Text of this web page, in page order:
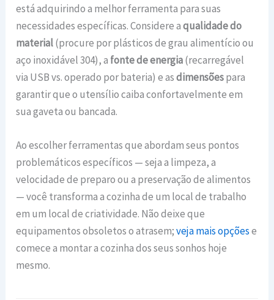
está adquirindo a melhor ferramenta para suas
necessidades específicas. Considere aqualidade do
material(procure por plásticos de grau alimentício ou
aço inoxidável 304), a fonte de energia(recarregável
via USB vs. operado por bateria) e asdimensõespara
garantir que o utensílio caiba confortavelmente em
sua gaveta ou bancada.
Ao escolher ferramentas que abordam seus pontos
problemáticos específicos — seja a limpeza, a
velocidade de preparo ou a preservação de alimentos
— você transforma a cozinha de um local de trabalho
em um local de criatividade. Não deixe que
equipamentos obsoletos o atrasem;veja mais opçõese
comece a montar a cozinha dos seus sonhos hoje
mesmo.